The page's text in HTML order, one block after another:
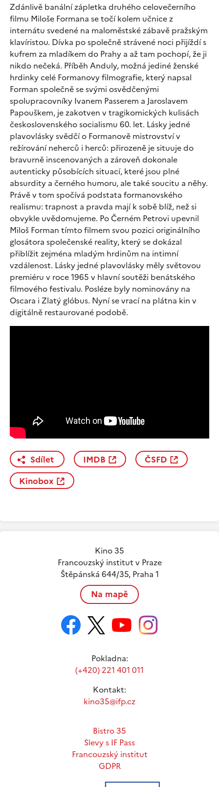
Zdánlivě banální zápletka druhého celovečerního
filmu Miloše Formana se točí kolem učnice z
internátu svedené na maloměstské zábavě pražským
klavíristou. Dívka po společně strávené noci přijíždí s
kufrem za mladíkem do Prahy a až tam pochopí, že ji
nikdo nečeká. Příběh Anduly, možná jediné ženské
hrdinky celé Formanovy filmografie, který napsal
Forman společně se svými osvědčenými
spolupracovníky Ivanem Passerem a Jaroslavem
Papouškem, je zakotven v tragikomických kulisách
československého socialismu 60. let. Lásky jedné
plavovlásky svědčí o Formanově mistrovství v
režírování neherců i herců: přirozeně je situuje do
bravurně inscenovaných a zároveň dokonale
autenticky působících situací, které jsou plné
absurdity a černého humoru, ale také soucitu a něhy.
Právě v tom spočívá podstata formanovského
realismu: trapnost a pravda mají k sobě blíž, než si
obvykle uvědomujeme. Po Černém Petrovi upevnil
Miloš Forman tímto filmem svou pozici originálního
glosátora společenské reality, který se dokázal
přiblížit zejména mladým hrdinům na intimní
vzdálenost. Lásky jedné plavovlásky měly světovou
premiéru v roce 1965 v hlavní soutěži benátského
filmového festivalu. Posléze byly nominovány na
Oscara i Zlatý glóbus. Nyní se vrací na plátna kin v
digitálně restaurované podobě.
Sdílet IMDB
ČSFD
Kinobox
Kino 35
Francouzský institut v Praze
Štěpánská 644/35, Praha 1
Na mapě
Pokladna:
(+420) 221 401 011
Kontakt:
kino35@ifp.cz
Bistro 35
Slevy s IF Pass
Francouzský institut
GDPR